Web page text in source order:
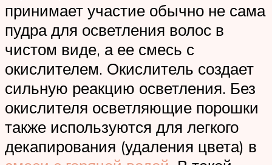
принимает участие обычно не сама
пудра для осветления волос в
чистом виде, а ее смесь с
окислителем. Окислитель создает
сильную реакцию осветления. Без
окислителя осветляющие порошки
также используются для легкого
декапирования (удаления цвета) в